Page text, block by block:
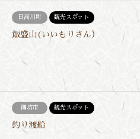
日高川町 観光スポット
飯盛山(いいもりさん）
御坊市 観光スポット
釣り渡船